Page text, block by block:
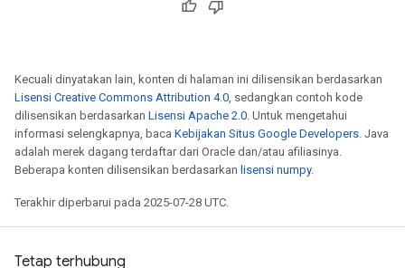
Kecuali dinyatakan lain, konten di halaman ini dilisensikan berdasarkan
Lisensi Creative Commons Attribution 4.0, sedangkan contoh kode
dilisensikan berdasarkan Lisensi Apache 2.0. Untuk mengetahui
informasi selengkapnya, baca Kebijakan Situs Google Developers. Java
adalah merek dagang terdaftar dari Oracle dan/atau afiliasinya.
Beberapa konten dilisensikan berdasarkan lisensi numpy.
Terakhir diperbarui pada 2025-07-28 UTC.
Tetap terhubung